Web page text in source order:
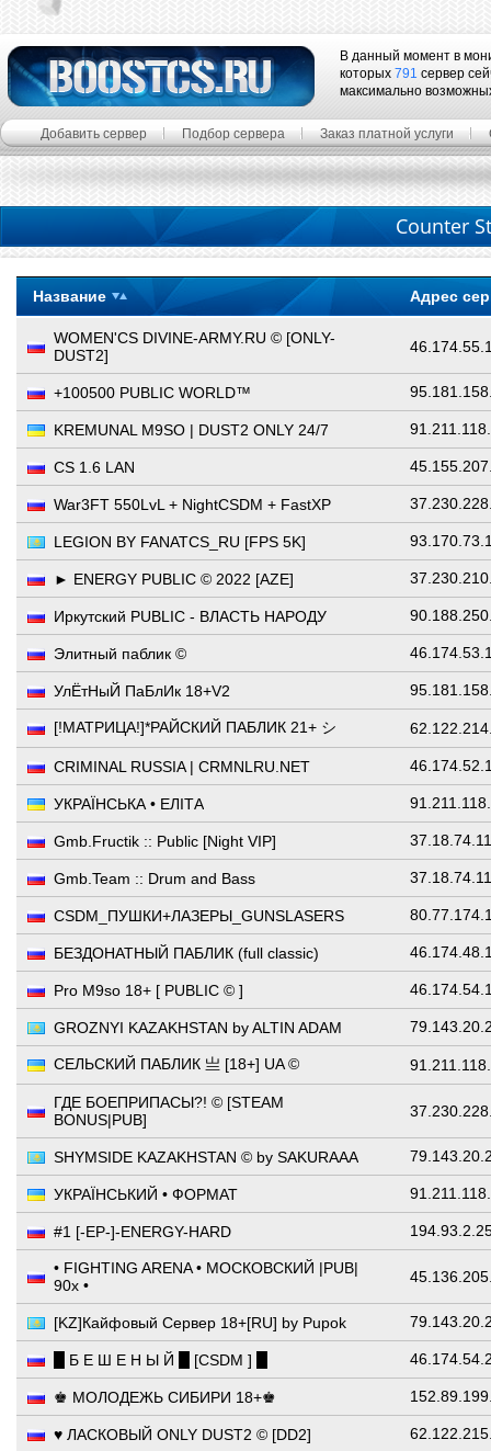
В данный момент в
которых 791 сервер
максимально
Добавить сервер Подбор сервера Заказ платной услуги
Counter
Название Адрес
WOMEN'CS DIVINE-ARMY.RU © [ONLY-
DUST2]
+100500 PUBLIC WORLD™
KREMUNAL M9SO | DUST2 ONLY 24/7
CS 1.6 LAN
War3FT 550LvL + NightCSDM + FastXP
LEGION BY FANATCS_RU [FPS 5K]
► ENERGY PUBLIC © 2022 [AZE]
Иркутский PUBLIC - ВЛАСТЬ НАРОДУ
Элитный паблик ©
УлЁтНыЙ ПаБлИк 18+V2
[!МАТРИЦА!]*РАЙСКИЙ ПАБЛИК 21+ シ
CRIMINAL RUSSIA | CRMNLRU.NET
УКРАЇНСЬКА • ЕЛІТА
Gmb.Fructik :: Public [Night VIP]
Gmb.Team :: Drum and Bass
CSDM_ПУШКИ+ЛАЗЕРЫ_GUNSLASERS
БЕЗДОНАТНЫЙ ПАБЛИК (full classic)
Pro M9so 18+ [ PUBLIC © ]
GROZNYI KAZAKHSTAN by ALTIN ADAM
СЕЛЬСКИЙ ПАБЛИК 亗 [18+] UA ©
ГДЕ БОЕПРИПАСЫ?! © [STEAM
BONUS|PUB]
SHYMSIDE KAZAKHSTAN © by SAKURAAA
УКРАЇНСЬКИЙ • ФОРМАТ
#1 [-EP-]-ENERGY-HARD
• FIGHTING ARENA • МОСКОВСКИЙ |PUB|
90x •
[KZ]Кайфовый Сервер 18+[RU] by Pupok
█ Б Е Ш Е Н Ы Й █ [CSDM ] █
♚ МОЛОДЕЖЬ СИБИРИ 18+♚
♥ ЛАСКОВЫЙ ONLY DUST2 © [DD2]